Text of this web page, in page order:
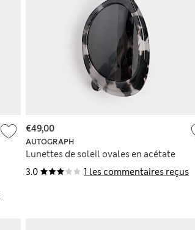
3.0 1 les commentaires reçus
AUTOGRAPH
Lunettes de soleil ovales en acétate
€49,00